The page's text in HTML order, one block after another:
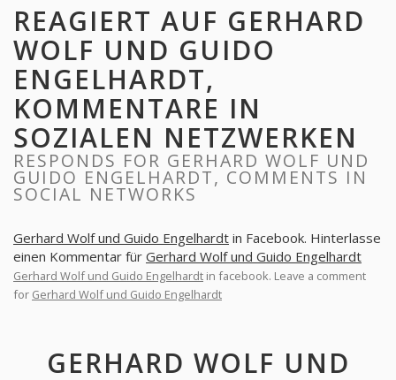
REAGIERT AUF GERHARD
WOLF UND GUIDO
ENGELHARDT,
KOMMENTARE IN
SOZIALEN NETZWERKEN
RESPONDS FOR GERHARD WOLF UND
GUIDO ENGELHARDT, COMMENTS IN
SOCIAL NETWORKS
Gerhard Wolf und Guido Engelhardt in Facebook. Hinterlasse
einen Kommentar für Gerhard Wolf und Guido Engelhardt
Gerhard Wolf und Guido Engelhardt in facebook. Leave a comment
for Gerhard Wolf und Guido Engelhardt
GERHARD WOLF UND